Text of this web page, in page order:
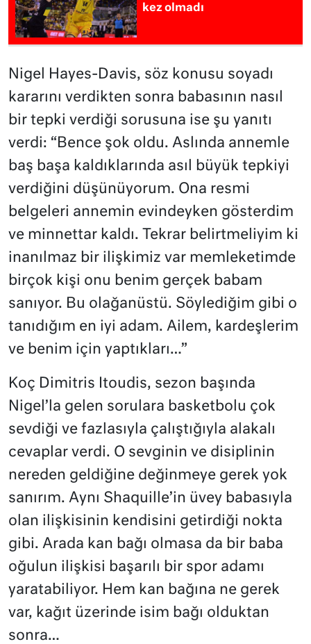
kez olmadı
Nigel Hayes-Davis, söz konusu soyadı
kararını verdikten sonra babasının nasıl
bir tepki verdiği sorusuna ise şu yanıtı
verdi: “Bence şok oldu. Aslında annemle
baş başa kaldıklarında asıl büyük tepkiyi
verdiğini düşünüyorum. Ona resmi
belgeleri annemin evindeyken gösterdim
ve minnettar kaldı. Tekrar belirtmeliyim ki
inanılmaz bir ilişkimiz var memleketimde
birçok kişi onu benim gerçek babam
sanıyor. Bu olağanüstü. Söylediğim gibi o
tanıdığım en iyi adam. Ailem, kardeşlerim
ve benim için yaptıkları…”
Koç Dimitris Itoudis, sezon başında
Nigel’la gelen sorulara basketbolu çok
sevdiği ve fazlasıyla çalıştığıyla alakalı
cevaplar verdi. O sevginin ve disiplinin
nereden geldiğine değinmeye gerek yok
sanırım. Aynı Shaquille’in üvey babasıyla
olan ilişkisinin kendisini getirdiği nokta
gibi. Arada kan bağı olmasa da bir baba
oğulun ilişkisi başarılı bir spor adamı
yaratabiliyor. Hem kan bağına ne gerek
var, kağıt üzerinde isim bağı olduktan
sonra…